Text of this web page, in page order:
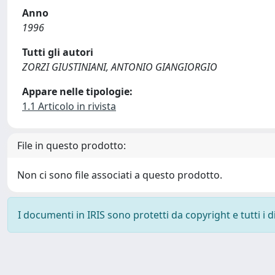
Anno
1996
Tutti gli autori
ZORZI GIUSTINIANI, ANTONIO GIANGIORGIO
Appare nelle tipologie:
1.1 Articolo in rivista
File in questo prodotto:
Non ci sono file associati a questo prodotto.
I documenti in IRIS sono protetti da copyright e tutti i